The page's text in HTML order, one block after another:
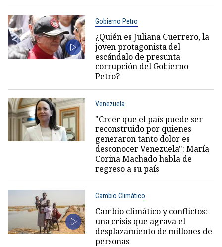
Gobierno Petro
¿Quién es Juliana Guerrero, la
joven protagonista del
escándalo de presunta
corrupción del Gobierno
Petro?
Venezuela
"Creer que el país puede ser
reconstruido por quienes
generaron tanto dolor es
desconocer Venezuela": María
Corina Machado habla de
regreso a su país
Cambio Climático
Cambio climático y conflictos:
una crisis que agrava el
desplazamiento de millones de
personas